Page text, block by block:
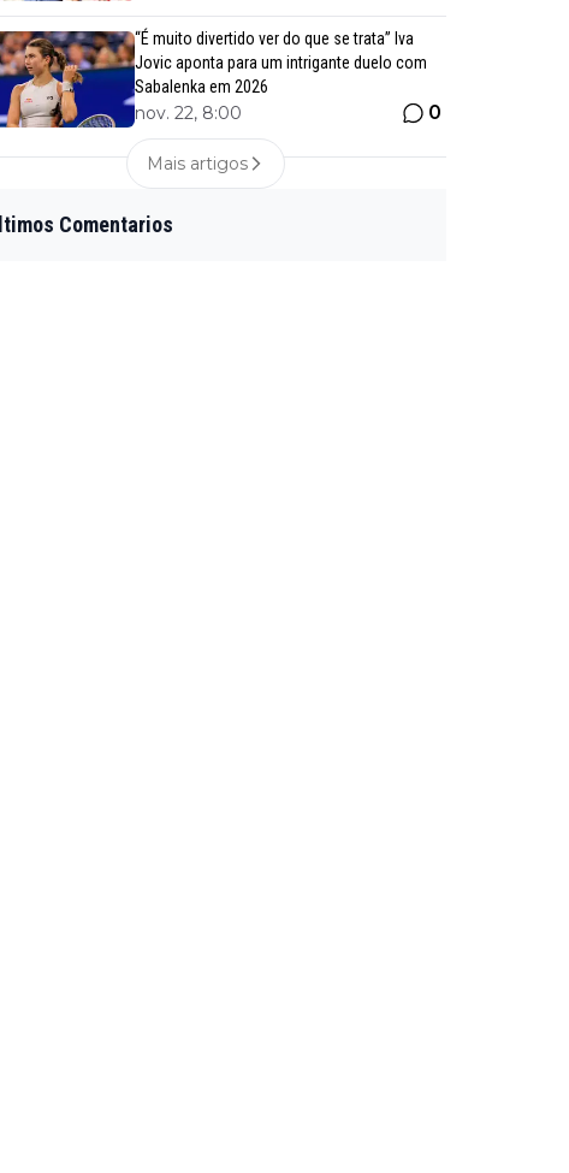
“É muito divertido ver do que se trata” Iva
Jovic aponta para um intrigante duelo com
Sabalenka em 2026
nov. 22, 8:00 0
Mais artigos
Comentarios